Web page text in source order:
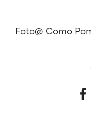
Foto@ Como